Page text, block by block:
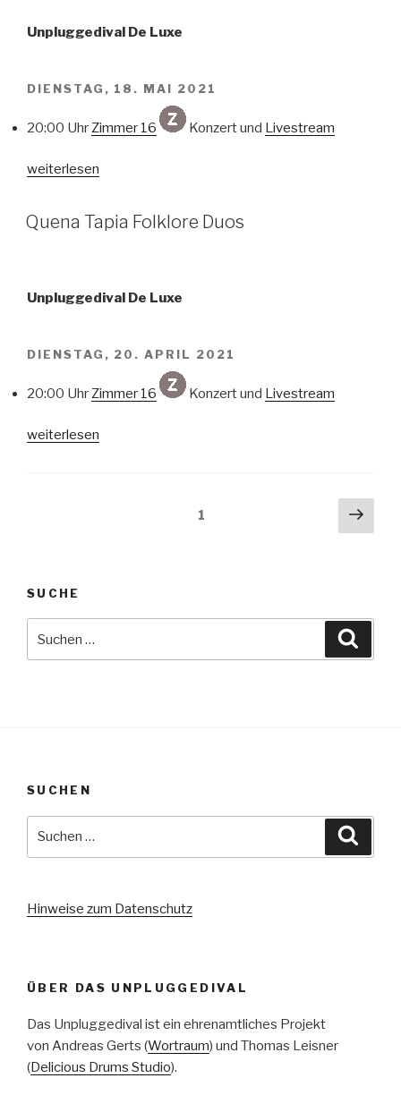
Unpluggedival De Luxe
DIENSTAG, 18. MAI 2021
20:00 Uhr Zimmer 16 Konzert und Livestream
„Atrin
Duo
und
Duo“
weiterlesen
VERÖFFENTLICHT
AM
Quena Tapia Folklore Duos
Unpluggedival De Luxe
DIENSTAG, 20. APRIL 2021
20:00 Uhr Zimmer 16 Konzert und Livestream
„Quena
weiterlesen
Seitennummerierung1
SUCHE
nach:
SUCHEN
Hinweise zum Datenschutz
ÜBER DAS UNPLUGGEDIVAL
Das Unpluggedival ist ein ehrenamtliches Projekt
von Andreas Gerts (Wortraum) und Thomas Leisner
(Delicious Drums Studio).